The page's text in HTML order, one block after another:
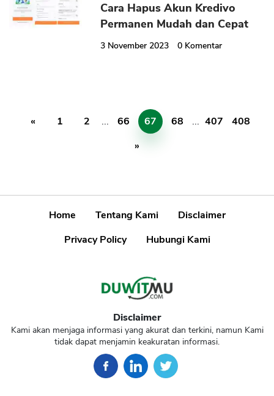
Cara Hapus Akun Kredivo
Permanen Mudah dan Cepat
3 November 2023 0 Komentar
« 1 2 ... 66 67 68 ... 407
408
»
Home Tentang Kami
Disclaimer
Privacy Policy
Hubungi Kami
Disclaimer
Kami akan menjaga informasi yang akurat dan terkini, namun Kami
tidak dapat menjamin keakuratan informasi.